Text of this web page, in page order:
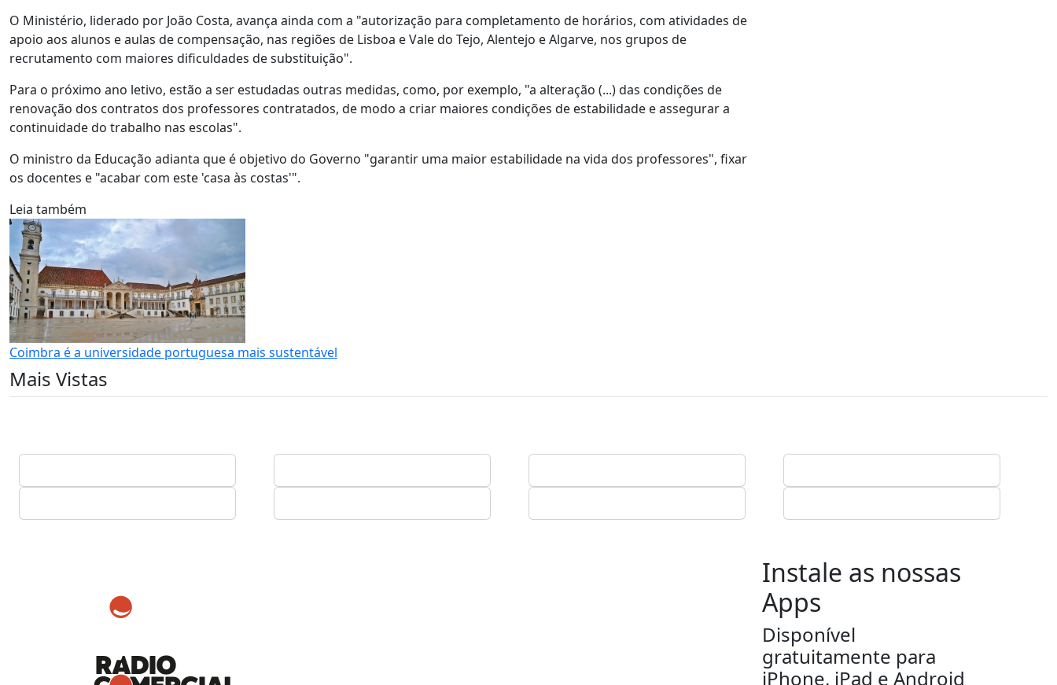
O Ministério, liderado por João Costa, avança ainda com a "autorização para completamento de horários, com atividades de
apoio aos alunos e aulas de compensação, nas regiões de Lisboa e Vale do Tejo, Alentejo e Algarve, nos grupos de
recrutamento com maiores dificuldades de substituição".
Para o próximo ano letivo, estão a ser estudadas outras medidas, como, por exemplo, "a alteração (...) das condições de
renovação dos contratos dos professores contratados, de modo a criar maiores condições de estabilidade e assegurar a
continuidade do trabalho nas escolas".
O ministro da Educação adianta que é objetivo do Governo "garantir uma maior estabilidade na vida dos professores", fixar
os docentes e "acabar com este 'casa às costas'".
Leia também
Coimbra é a universidade portuguesa mais sustentável
Mais Vistas
Instale as nossas
Apps
Disponível
gratuitamente para
iPhone, iPad e Android